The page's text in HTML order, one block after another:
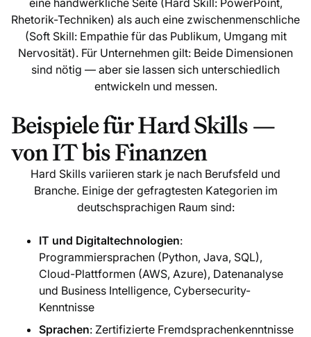
eine handwerkliche Seite (Hard Skill: PowerPoint,
Rhetorik-Techniken) als auch eine zwischenmenschliche
(Soft Skill: Empathie für das Publikum, Umgang mit
Nervosität). Für Unternehmen gilt: Beide Dimensionen
sind nötig — aber sie lassen sich unterschiedlich
entwickeln und messen.
Beispiele für Hard Skills —
von IT bis Finanzen
Hard Skills variieren stark je nach Berufsfeld und
Branche. Einige der gefragtesten Kategorien im
deutschsprachigen Raum sind:
IT und Digitaltechnologien:
Programmiersprachen (Python, Java, SQL),
Cloud-Plattformen (AWS, Azure), Datenanalyse
und Business Intelligence, Cybersecurity-
Kenntnisse
Sprachen: Zertifizierte Fremdsprachenkenntnisse